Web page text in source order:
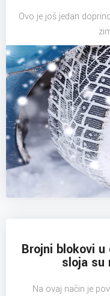
Ovo je još jedan
Brojni blokovi
sloja su
Na ovaj način je